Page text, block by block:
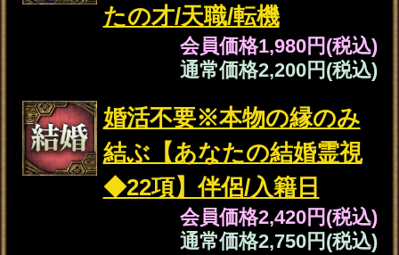
人の脈/進展/結末
会員価格1,705円(税込)
通常価格1,870円(税込)
【恋縁浮き彫り霊視】次
あなたが付き合う人⇒出
会い/交際日/結婚可否
会員価格1,870円(税込)
通常価格2,090円(税込)